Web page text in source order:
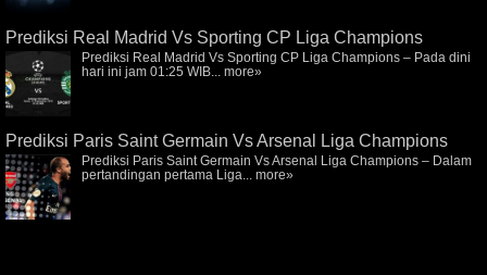
Prediksi Real Madrid Vs Sporting CP Liga Champions
Prediksi Real Madrid Vs Sporting CP Liga Champions – Pada dini
hari ini jam 01:25 WIB... more»
Prediksi Paris Saint Germain Vs Arsenal Liga Champions
Prediksi Paris Saint Germain Vs Arsenal Liga Champions – Dalam
pertandingan pertama Liga... more»